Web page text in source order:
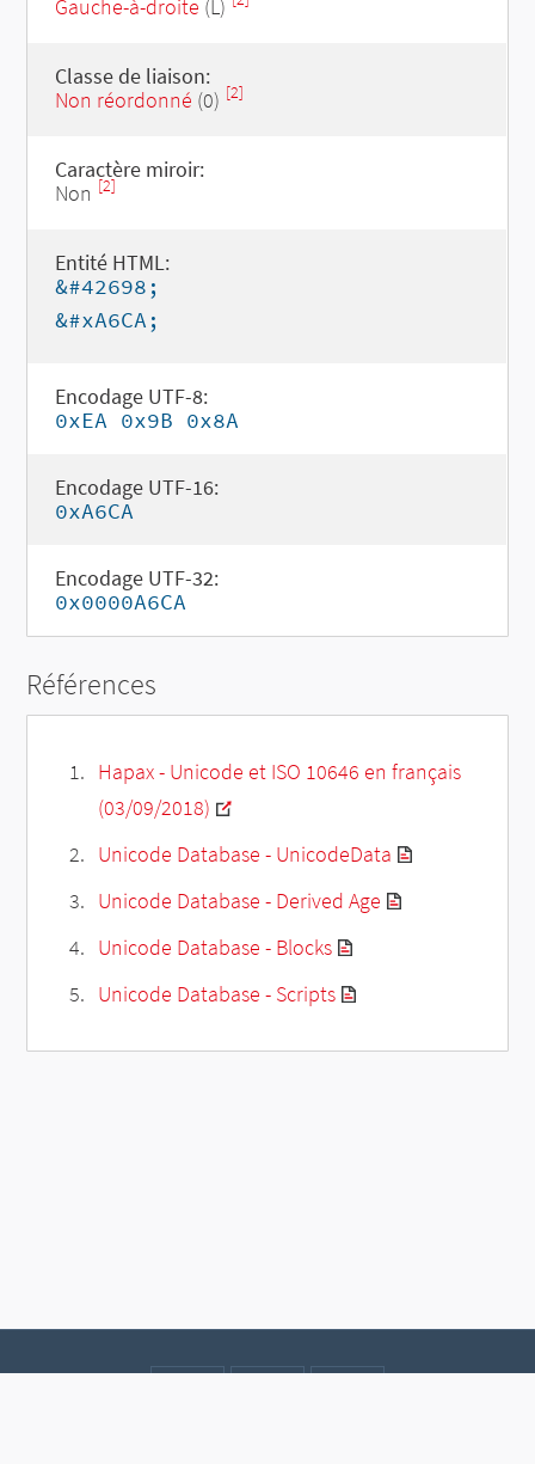
Gauche-à-droite (L)
Classe de liaison:
Non réordonné (0) [2]
Caractère miroir:
Non [2]
Entité HTML:
&#42698;
&#xA6CA;
Encodage UTF-8:
0xEA 0x9B 0x8A
Encodage UTF-16:
0xA6CA
Encodage UTF-32:
0x0000A6CA
Références
Hapax - Unicode et ISO 10646 en français
(03/09/2018)
Unicode Database - UnicodeData
Unicode Database - Derived Age
Unicode Database - Blocks
Unicode Database - Scripts